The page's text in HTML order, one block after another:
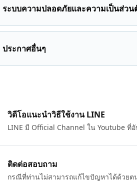
ระบบความปลอดภัยและความเป็นส่วน
ประกาศอื่นๆ
วิดีโอแนะนำวิธีใช้งาน LINE
LINE มี Official Channel ใน Youtube ที่
ติดต่อสอบถาม
กรณีที่ท่านไม่สามารถแก้ไขปัญหาได้ด้วยต